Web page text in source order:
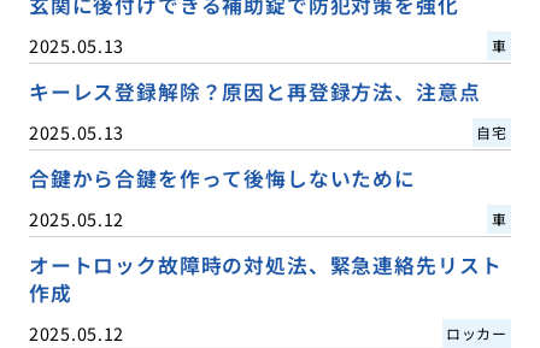
2025.05.13 車
キーレス登録解除？原因と再登録方法、注意点
2025.05.13 自宅
合鍵から合鍵を作って後悔しないために
2025.05.12 車
オートロック故障時の対処法、緊急連絡先リスト
作成
2025.05.12 ロッカー